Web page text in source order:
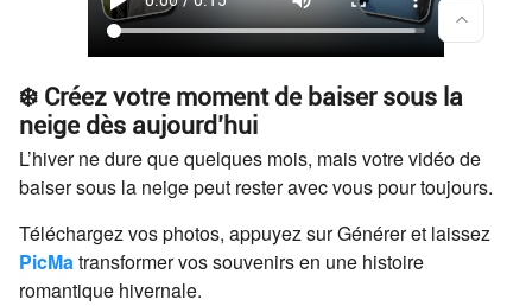
❄️ Créez votre moment de baiser sous la
neige dès aujourd’hui
L’hiver ne dure que quelques mois, mais votre vidéo de
baiser sous la neige peut rester avec vous pour toujours.
Téléchargez vos photos, appuyez sur Générer et laissez
PicMatransformer vos souvenirs en une histoire
romantique hivernale.